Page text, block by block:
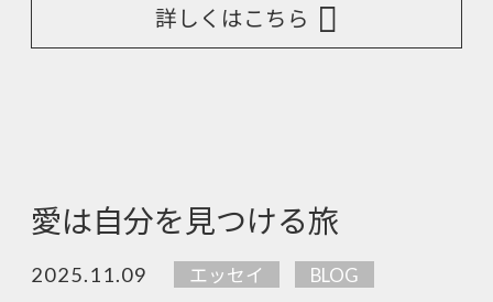
詳しくはこちら
愛は自分を見つける旅
2025.11.09 エッセイ BLOG